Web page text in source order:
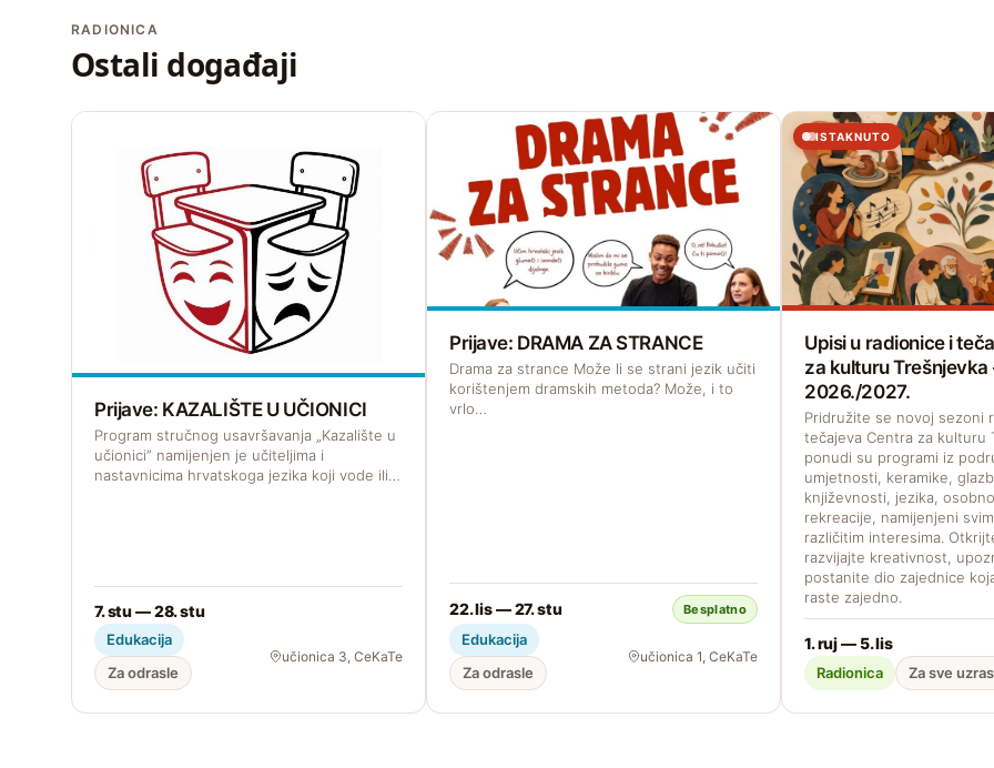
RADIONICA
Ostali događaji
Prijave: KAZALIŠTE U UČIONICI
Program stručnog usavršavanja „Kazalište u
učionici” namijenjen je učiteljima i
nastavnicima hrvatskoga jezika koji vode ili…
7. stu — 28. stu
Edukacija
Za odrasle
učionica 3, CeKaTe
Prijave: DRAMA ZA STRANCE
Drama za strance Može li se strani jezik učiti
korištenjem dramskih metoda? Može, i to
vrlo…
22. lis — 27. stu Besplatno
Edukacija
Za odrasle
učionica 1, CeKaTe
ISTAKNUTO
Upisi u radionice i
za kulturu Trešnjevka
2026./2027.
Pridružite se novoj sezoni
tečajeva Centra za kulturu
ponudi su programi iz
umjetnosti, keramike,
književnosti, jezika,
rekreacije, namijenjeni
različitim interesima.
razvijajte kreativnost,
postanite dio zajednice
raste zajedno.
1. ruj — 5. lis
Radionica Za sve